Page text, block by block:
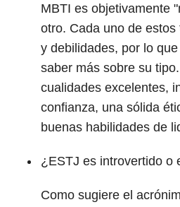
MBTI es objetivamente
otro. Cada uno de
y debilidades, por lo
saber más sobre su
cualidades excelentes,
confianza, una sólida
buenas habilidades de
¿ESTJ es introvertido o
Como sugiere el